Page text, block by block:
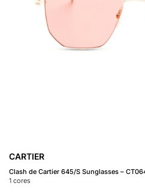
CARTIER
Clash de Cartier 645/S Sunglasses –
1 cores